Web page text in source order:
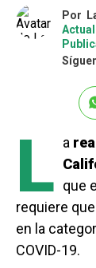
Por
L a
que el
requiere
en la
COVID-19.